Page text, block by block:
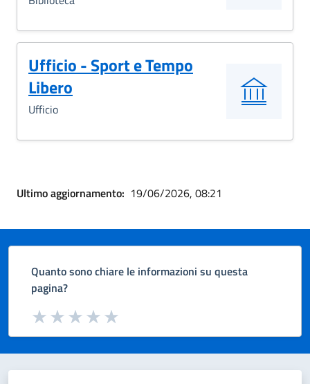
Ufficio - Sport e Tempo
Libero
Ufficio
Ultimo aggiornamento: 19/06/2026, 08:21
Quanto sono chiare le informazioni su questa
pagina?
Valuta da 1 a 5 stelle la pagina
Valuta 5 stelle su 5
Valuta 4 stelle su 5
Valuta 3 stelle su 5
Valuta 2 stelle su 5
Valuta 1 stelle su 5